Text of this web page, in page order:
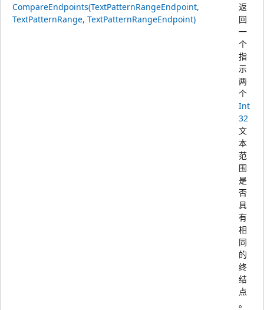
CompareEndpoints(TextPatternRangeEndpoint,
TextPatternRange, TextPatternRangeEndpoint)
返
回
一
个
指
示
两
个
Int
32
文
本
范
围
是
否
具
有
相
同
的
终
结
点
。